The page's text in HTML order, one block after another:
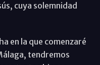
cuya solemnidad
en la que comenzaré
tendremos